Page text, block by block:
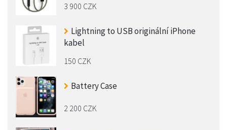
3 900 CZK
Lightning to USB originální iPhone
kabel
150 CZK
Battery Case
2 200 CZK